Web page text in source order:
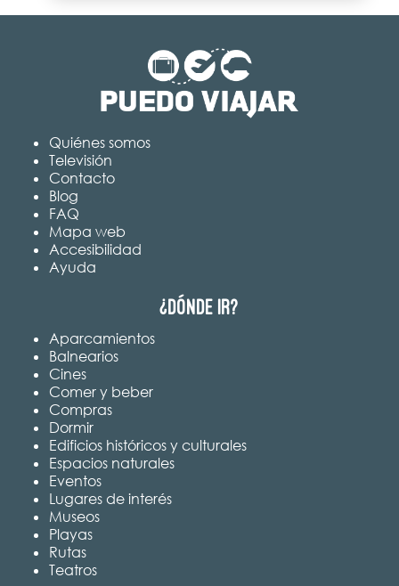
Quiénes somos
Televisión
Contacto
Blog
FAQ
Mapa web
Accesibilidad
Ayuda
¿Dónde ir?
Aparcamientos
Balnearios
Cines
Comer y beber
Compras
Dormir
Edificios históricos y culturales
Espacios naturales
Eventos
Lugares de interés
Museos
Playas
Rutas
Teatros